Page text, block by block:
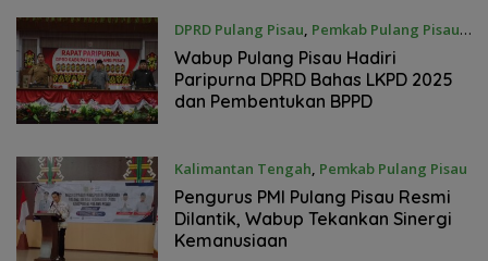
DPRD Pulang Pisau, Pemkab Pulang Pisau
16 Juni 2026
Wabup Pulang Pisau Hadiri
Paripurna DPRD Bahas LKPD 2025
dan Pembentukan BPPD
Kalimantan Tengah, Pemkab Pulang Pisau
11 Juni 2026
Pengurus PMI Pulang Pisau Resmi
Dilantik, Wabup Tekankan Sinergi
Kemanusiaan